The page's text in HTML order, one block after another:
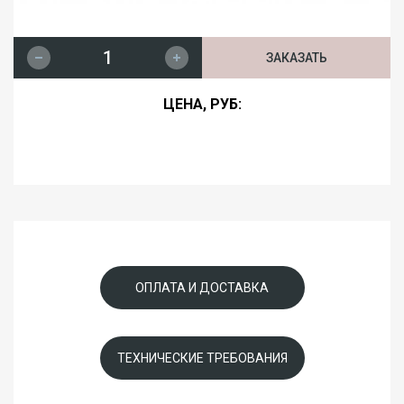
ЗАКАЗАТЬ
ЦЕНА, РУБ:
ОПЛАТА И ДОСТАВКА
ТЕХНИЧЕСКИЕ ТРЕБОВАНИЯ